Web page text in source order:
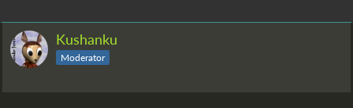
Kushanku
Moderator